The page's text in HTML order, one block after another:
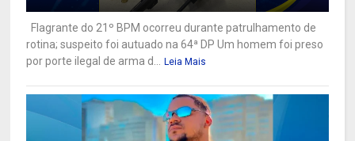
Flagrante do 21º BPM ocorreu durante patrulhamento de
rotina; suspeito foi autuado na 64ª DP Um homem foi preso
por porte ilegal de arma d...
Leia Mais